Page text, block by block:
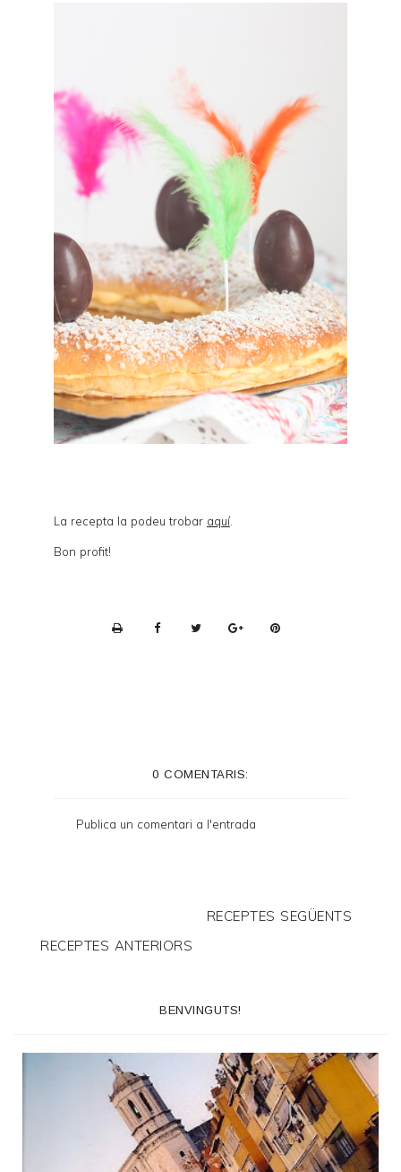
La recepta la podeu trobar aquí.
Bon profit!
d
n
d
P
D
F
0 COMENTARIS:
Publica un comentari a l'entrada
RECEPTES SEGÜENTS
RECEPTES ANTERIORS
BENVINGUTS!